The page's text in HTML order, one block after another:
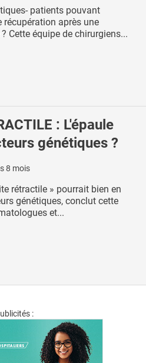
patients pouvant
après une
Cette équipe de chirurgiens...
: L'épaule
génétiques ?
8 mois
rétractile » pourrait bien en
génétiques, conclut cette
et...
: